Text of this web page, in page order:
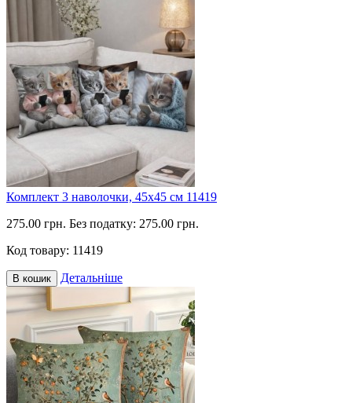
Комплект 3 наволочки, 45х45 см 11419
275.00 грн. Без податку: 275.00 грн.
Код товару: 11419
В кошик Детальніше